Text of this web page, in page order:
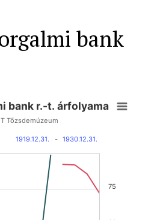
bank
bank r.-t. árfolyama
Tőzsdemúzeum
1919.12.31. - 1930.12.31.
75